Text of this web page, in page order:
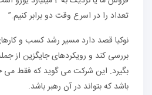
تعداد را در اسرع وقت دو برابر کنیم.”
نوکیا قصد دارد مسیر رشد کسب و
بررسی کند و رویکردهای جایگزین از
بگیرد. این شرکت می گوید که فقط می
باشد که بتواند در آن رهبر باشد.